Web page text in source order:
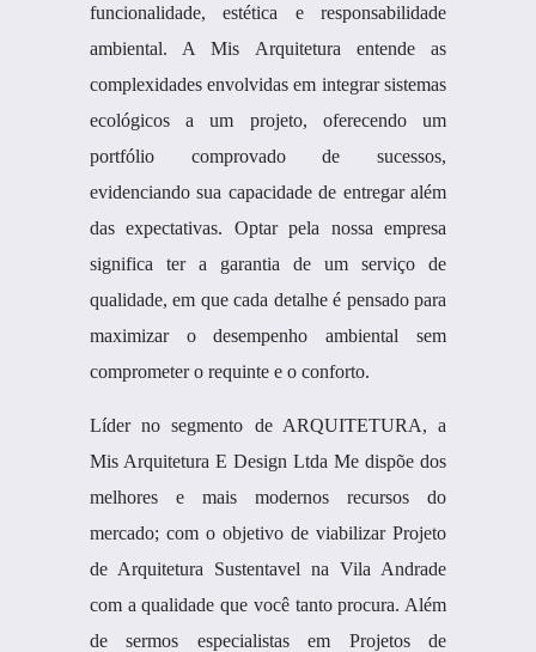
funcionalidade, estética e responsabilidade
ambiental. A Mis Arquitetura entende as
complexidades envolvidas em integrar sistemas
ecológicos a um projeto, oferecendo um
portfólio comprovado de sucessos,
evidenciando sua capacidade de entregar além
das expectativas. Optar pela nossa empresa
significa ter a garantia de um serviço de
qualidade, em que cada detalhe é pensado para
maximizar o desempenho ambiental sem
comprometer o requinte e o conforto.
Líder no segmento de ARQUITETURA, a
Mis Arquitetura E Design Ltda Me dispõe dos
melhores e mais modernos recursos do
mercado; com o objetivo de viabilizar Projeto
de Arquitetura Sustentavel na Vila Andrade
com a qualidade que você tanto procura. Além
de sermos especialistas em Projetos de